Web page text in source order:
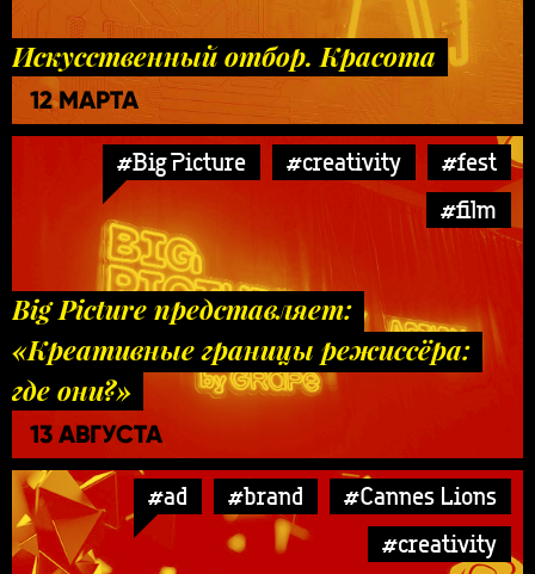
Искусственный отбор. Красота
12 МАРТА
#Big Picture #creativity
#fest
#film
Big Picture представляет:
«Креативные границы режиссёра:
где они?»
13 АВГУСТА
#ad #brand
#Cannes Lions
#creativity